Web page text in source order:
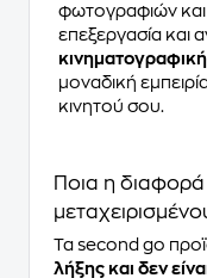
φωτογραφιών και
επεξεργασία και
μοναδική
κινητού σου.
Ποια η
Τα second go
λήξης και δεν